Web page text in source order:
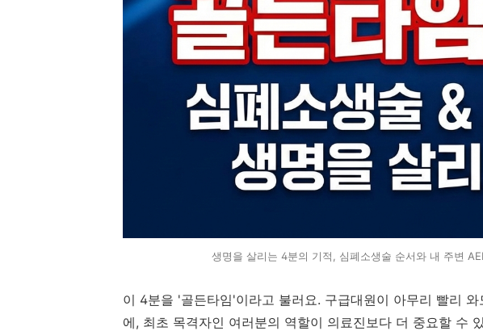
생명을 살리는 4분의 기적, 심폐소생술 순서와 내 주변
이 4분을 '골든타임'이라고 불러요. 구급대원이 아무리 빨리
에, 최초 목격자인 여러분의 역할이 의료진보다 더 중요할 수